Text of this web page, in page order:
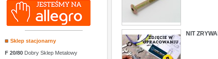
Sklep stacjonarny
F 20/80 Dobry Sklep Metalowy
NIT